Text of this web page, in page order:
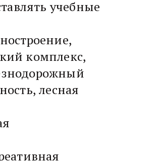
учебные
комплекс,
лесная